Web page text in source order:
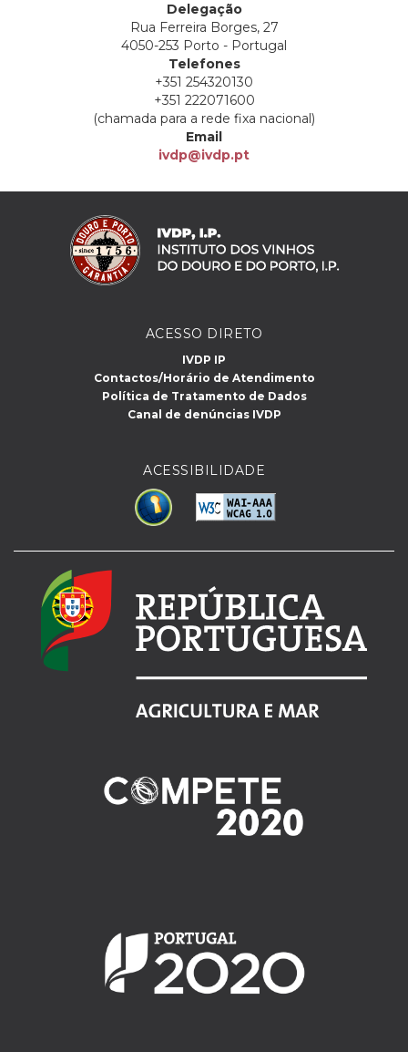
Delegação
Rua Ferreira Borges, 27
4050-253 Porto - Portugal
Telefones
+351 254320130
+351 222071600
(chamada para a rede fixa nacional)
Email
ivdp@ivdp.pt
ACESSO DIRETO
IVDP IP
Contactos/Horário de Atendimento
Política de Tratamento de Dados
Canal de denúncias IVDP
ACESSIBILIDADE